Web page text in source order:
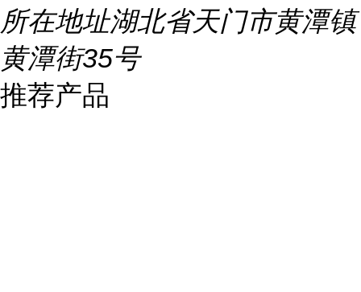
所在地址湖北省天门市黄潭镇
黄潭街35号
推荐产品